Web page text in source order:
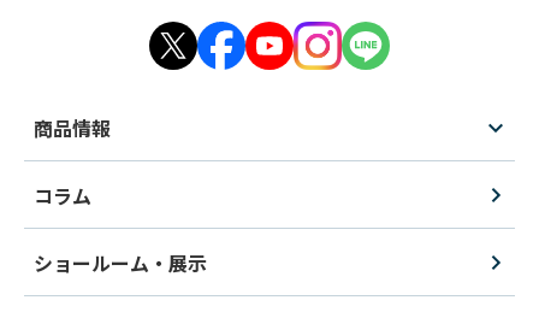
商品情報
コラム
ショールーム・展示